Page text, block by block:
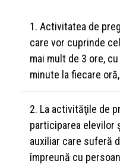
Activitatea de
care vor cuprinde
mai mult de 3 ore,
minute la fiecare
La activităţile de
participarea elevilor
auxiliar care suferă
împreună cu